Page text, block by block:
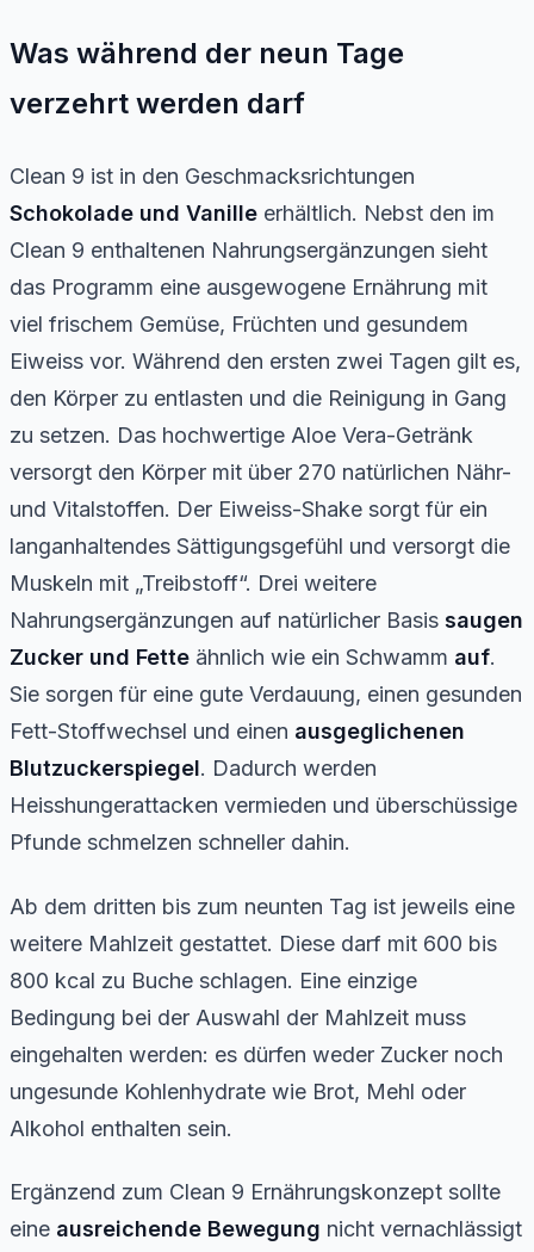
Was während der neun Tage
verzehrt werden darf
Clean 9 ist in den Geschmacksrichtungen
Schokolade und Vanille erhältlich. Nebst den im
Clean 9 enthaltenen Nahrungsergänzungen sieht
das Programm eine ausgewogene Ernährung mit
viel frischem Gemüse, Früchten und gesundem
Eiweiss vor. Während den ersten zwei Tagen gilt es,
den Körper zu entlasten und die Reinigung in Gang
zu setzen. Das hochwertige Aloe Vera-Getränk
versorgt den Körper mit über 270 natürlichen Nähr-
und Vitalstoffen. Der Eiweiss-Shake sorgt für ein
langanhaltendes Sättigungsgefühl und versorgt die
Muskeln mit „Treibstoff“. Drei weitere
Nahrungsergänzungen auf natürlicher Basis saugen
Zucker und Fette ähnlich wie ein Schwamm auf.
Sie sorgen für eine gute Verdauung, einen gesunden
Fett-Stoffwechsel und einen ausgeglichenen
Blutzuckerspiegel. Dadurch werden
Heisshungerattacken vermieden und überschüssige
Pfunde schmelzen schneller dahin.
Ab dem dritten bis zum neunten Tag ist jeweils eine
weitere Mahlzeit gestattet. Diese darf mit 600 bis
800 kcal zu Buche schlagen. Eine einzige
Bedingung bei der Auswahl der Mahlzeit muss
eingehalten werden: es dürfen weder Zucker noch
ungesunde Kohlenhydrate wie Brot, Mehl oder
Alkohol enthalten sein.
Ergänzend zum Clean 9 Ernährungskonzept sollte
eine ausreichende Bewegung nicht vernachlässigt